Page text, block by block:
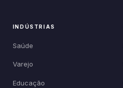
INDÚSTRIAS
Saúde
Varejo
Educação